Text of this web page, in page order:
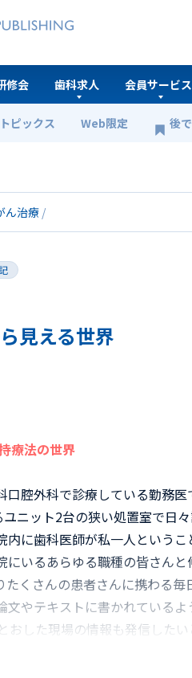
トピックス Web限定 後
修会 歯科求人 会員サービス
腔外科 方丈記 第1回：診療室から見え
ん治療
見える世界
療法の世界
腔外科で診療している勤務医
ニット2台の狭い処置室で日
内に歯科医師が私一人という
にいるあらゆる職種の皆さん
たくさんの患者さんに携わる
文やテキストに書かれている
した現場の情報も発信したい